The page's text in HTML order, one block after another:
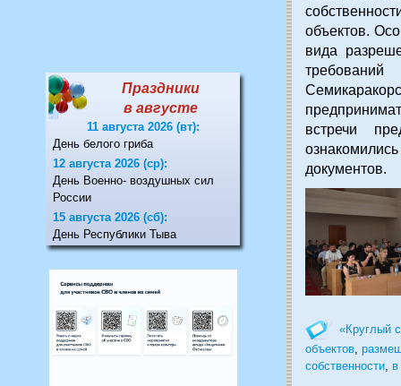
Праздники
в августе
11 августа 2026 (вт):
День белого гриба
12 августа 2026 (ср):
День Военно- воздушных сил
России
15 августа 2026 (сб):
День Республики Тыва
объектов.
вида
встречи
документов.
«Круглый
объектов,
собственности,